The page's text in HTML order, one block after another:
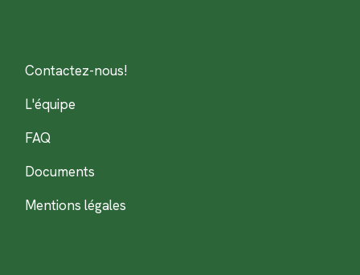
Contactez-nous!
L'équipe
FAQ
Documents
Mentions légales